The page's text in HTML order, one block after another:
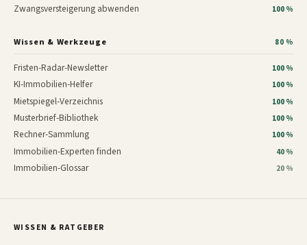
Zwangsversteigerung abwenden 100 %
Wissen & Werkzeuge 80 %
Fristen-Radar-Newsletter 100 %
KI-Immobilien-Helfer 100 %
Mietspiegel-Verzeichnis 100 %
Musterbrief-Bibliothek 100 %
Rechner-Sammlung 100 %
Immobilien-Experten finden 40 %
Immobilien-Glossar 20 %
WISSEN & RATGEBER